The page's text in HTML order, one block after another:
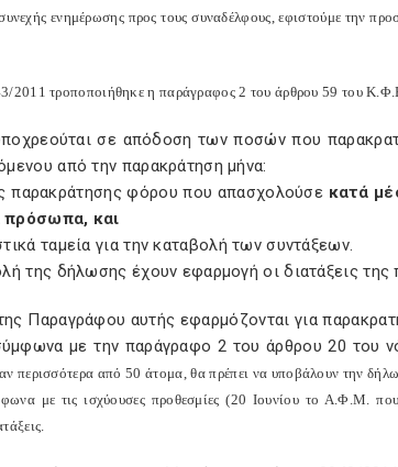
ενημέρωσης προς τους συναδέλφους, εφιστούμε την
2011 τροποποιήθηκε η παράγραφος 2 του άρθρου 59 του
σε απόδοση των ποσών που
από την παρακράτηση μήνα:
παρακράτησης φόρου που απασχολούσε κατά
πρόσωπα, και
ταμεία για την καταβολή των συντάξεων.
της δήλωσης έχουν εφαρμογή οι διατάξεις
Παραγράφου αυτής εφαρμόζονται για
με την παράγραφο 2 του άρθρου 20 του
περισσότερα από 50 άτομα, θα πρέπει να υποβάλουν την
με τις ισχύουσες προθεσμίες (20 Ιουνίου το Α.Φ.Μ.